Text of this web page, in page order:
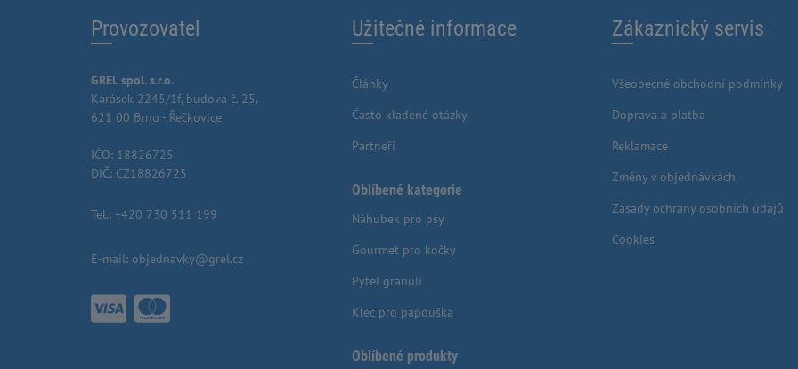
Provozovatel
GREL spol. s.r.o.
Karásek 2245/1f, budova č. 25,
621 00 Brno - Řečkovice
IČO: 18826725
DIČ: CZ18826725
Tel.: +420 730 511 199
E-mail: objednavky@grel.cz
Užitečné informace
Články
Často kladené otázky
Partneři
Oblíbené kategorie
Náhubek pro psy
Gourmet pro kočky
Pytel granulí
Klec pro papouška
Oblíbené produkty
Zákaznický servis
Všeobecné obchodní podmínky
Doprava a platba
Reklamace
Změny v objednávkách
Zásady ochrany osobních údajů
Cookies